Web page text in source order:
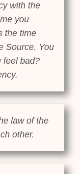
with the
you
the time
Source. You
feel bad?
law of the
other.